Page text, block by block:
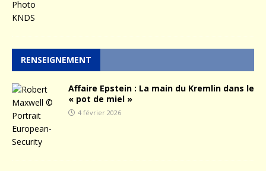
RENSEIGNEMENT
Affaire Epstein : La main du Kremlin dans le
« pot de miel »
4 février 2026